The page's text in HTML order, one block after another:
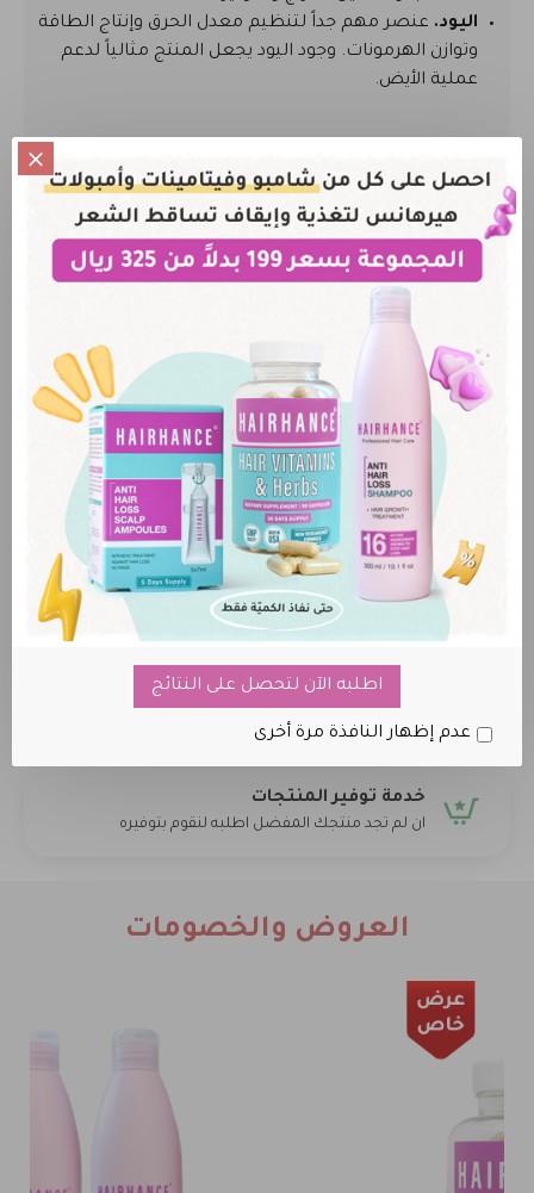
اطلبه الآن لتحصل على النتائج
عدم إظهار النافذة مرة أخرى
اليود. عنصر مهم جداً لتنظيم معدل الحرق وإنتاج الطاقة
وتوازن الهرمونات. وجود اليود يجعل المنتج مثالياً لدعم
عملية الأيض.
آراء الزبائن
لا يمكنك اضافة تعليق قبل شراء هذا المنتج
الرجاء الدخول أو التسجيل لكي تتمكن من تقييم المنتج
لا يوجد أي تعليقات لهذا المنتج.
المنتج الأصلي 100%
نضمن لك حصولك على المنتج الاصلي فقط
أحصل على خصم إضافي عند طلب أكثر من علبة من أي
منتج
خدمة توفير المنتجات
ان لم تجد منتجك المفضل اطلبه لنقوم بتوفيره
العروض والخصومات